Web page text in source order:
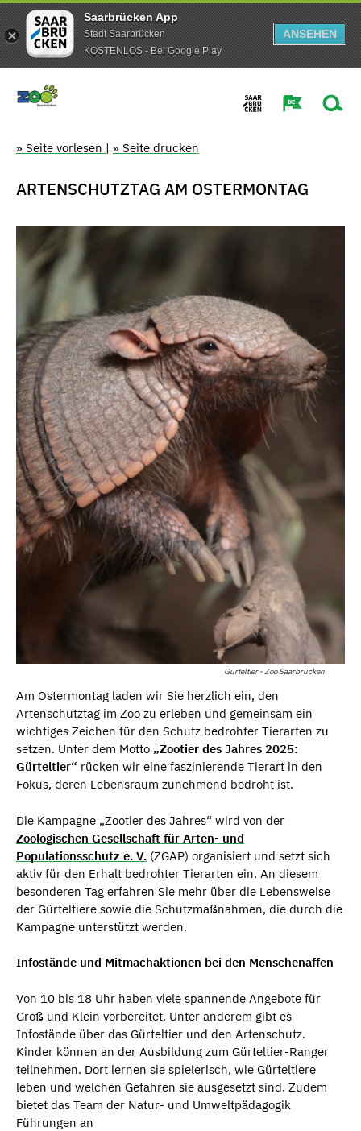
Saarbrücken App
Stadt Saarbrücken
KOSTENLOS - Bei Google Play
ANSEHEN
» Seite vorlesen | » Seite drucken
ARTENSCHUTZTAG AM OSTERMONTAG
Gürteltier - Zoo Saarbrücken
Am Ostermontag laden wir Sie herzlich ein, den
Artenschutztag im Zoo zu erleben und gemeinsam ein
wichtiges Zeichen für den Schutz bedrohter Tierarten zu
setzen. Unter dem Motto „Zootier des Jahres 2025:
Gürteltier“ rücken wir eine faszinierende Tierart in den
Fokus, deren Lebensraum zunehmend bedroht ist.
Die Kampagne „Zootier des Jahres“ wird von der
Zoologischen Gesellschaft für Arten- und
Populationsschutz e. V. (ZGAP) organisiert und setzt sich
aktiv für den Erhalt bedrohter Tierarten ein. An diesem
besonderen Tag erfahren Sie mehr über die Lebensweise
der Gürteltiere sowie die Schutzmaßnahmen, die durch die
Kampagne unterstützt werden.
Infostände und Mitmachaktionen bei den Menschenaffen
Von 10 bis 18 Uhr haben viele spannende Angebote für
Groß und Klein vorbereitet. Unter anderem gibt es
Infostände über das Gürteltier und den Artenschutz.
Kinder können an der Ausbildung zum Gürteltier-Ranger
teilnehmen. Dort lernen sie spielerisch, wie Gürteltiere
leben und welchen Gefahren sie ausgesetzt sind. Zudem
bietet das Team der Natur- und Umweltpädagogik
Führungen an